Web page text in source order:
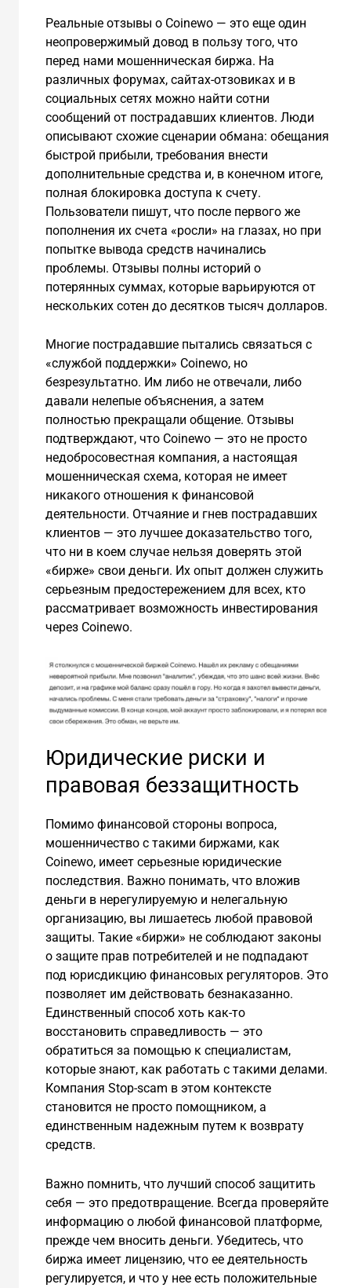
Реальные отзывы о Coinewo — это еще один
неопровержимый довод в пользу того, что
перед нами мошенническая биржа. На
различных форумах, сайтах-отзовиках и в
социальных сетях можно найти сотни
сообщений от пострадавших клиентов. Люди
описывают схожие сценарии обмана: обещания
быстрой прибыли, требования внести
дополнительные средства и, в конечном итоге,
полная блокировка доступа к счету.
Пользователи пишут, что после первого же
пополнения их счета «росли» на глазах, но при
попытке вывода средств начинались
проблемы. Отзывы полны историй о
потерянных суммах, которые варьируются от
нескольких сотен до десятков тысяч долларов.
Многие пострадавшие пытались связаться с
«службой поддержки» Coinewo, но
безрезультатно. Им либо не отвечали, либо
давали нелепые объяснения, а затем
полностью прекращали общение. Отзывы
подтверждают, что Coinewo — это не просто
недобросовестная компания, а настоящая
мошенническая схема, которая не имеет
никакого отношения к финансовой
деятельности. Отчаяние и гнев пострадавших
клиентов — это лучшее доказательство того,
что ни в коем случае нельзя доверять этой
«бирже» свои деньги. Их опыт должен служить
серьезным предостережением для всех, кто
рассматривает возможность инвестирования
через Coinewo.
Юридические риски и
правовая беззащитность
Помимо финансовой стороны вопроса,
мошенничество с такими биржами, как
Coinewo, имеет серьезные юридические
последствия. Важно понимать, что вложив
деньги в нерегулируемую и нелегальную
организацию, вы лишаетесь любой правовой
защиты. Такие «биржи» не соблюдают законы
о защите прав потребителей и не подпадают
под юрисдикцию финансовых регуляторов. Это
позволяет им действовать безнаказанно.
Единственный способ хоть как-то
восстановить справедливость — это
обратиться за помощью к специалистам,
которые знают, как работать с такими делами.
Компания Stop-scam в этом контексте
становится не просто помощником, а
единственным надежным путем к возврату
средств.
Важно помнить, что лучший способ защитить
себя — это предотвращение. Всегда проверяйте
информацию о любой финансовой платформе,
прежде чем вносить деньги. Убедитесь, что
биржа имеет лицензию, что ее деятельность
регулируется, и что у нее есть положительные